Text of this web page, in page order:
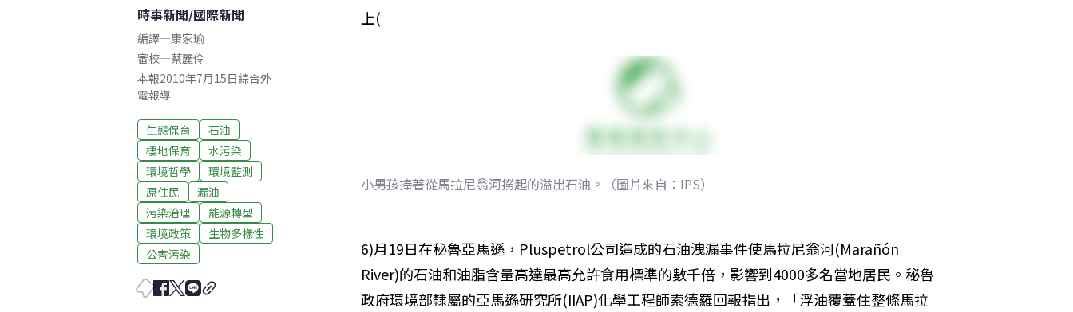
時事新聞/國際新聞
編譯—康家瑜
審校—蔡麗伶
本報2010年7月15日綜合外
電報導
生態保育
石油
棲地保育
水污染
環境哲學
環境監測
原住民
漏油
污染治理
能源轉型
環境政策
生物多樣性
公害污染
上(
小男孩捧著從馬拉尼翁河撈起的溢出石油。（圖片來自：IPS）
6)月19日在秘魯亞馬遜，Pluspetrol公司造成的石油洩漏事件使馬拉尼翁河(Marañón
River)的石油和油脂含量高達最高允許食用標準的數千倍，影響到4000多名當地居民。秘魯
政府環境部隸屬的亞馬遜研究所(IIAP)化學工程師索德羅回報指出，「浮油覆蓋住整條馬拉